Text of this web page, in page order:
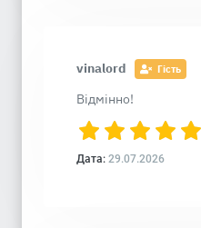
vinalord Гість
Відмінно!
Дата: 29.07.2026